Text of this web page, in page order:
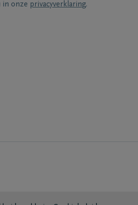
in onze privacyverklaring.